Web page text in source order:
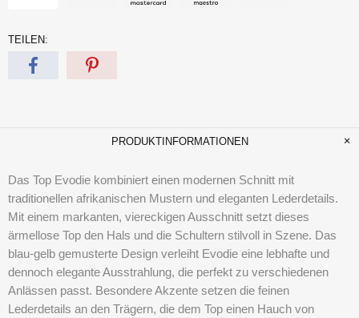
TEILEN:
PRODUKTINFORMATIONEN
Das Top Evodie kombiniert einen modernen Schnitt mit
traditionellen afrikanischen Mustern und eleganten Lederdetails.
Mit einem markanten, viereckigen Ausschnitt setzt dieses
ärmellose Top den Hals und die Schultern stilvoll in Szene. Das
blau-gelb gemusterte Design verleiht Evodie eine lebhafte und
dennoch elegante Ausstrahlung, die perfekt zu verschiedenen
Anlässen passt. Besondere Akzente setzen die feinen
Lederdetails an den Trägern, die dem Top einen Hauch von